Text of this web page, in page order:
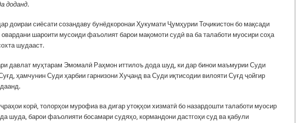
доданд.
доираи сиёсати созандаву бунёдкоронаи Ҳукумати Ҷумҳурии Тоҷикистон бо мақсади
шароити мусоиди фаъолият барои мақомоти судӣ ва ба талаботи муосири соҳа
шудааст.
давлат муҳтарам Эмомалӣ Раҳмон иттилоъ дода шуд, ки дар бинои маъмурии Суди
ҳамчунин Суди ҳарбии гарнизони Хуҷанд ва Суди иқтисодии вилояти Суғд ҷойгир
корӣ, толорҳои мурофиа ва дигар утоқҳои хизматӣ бо назардошти талаботи муосир
шуда, барои фаъолияти босамари судяҳо, кормандони дастгоҳи суд ва қабули